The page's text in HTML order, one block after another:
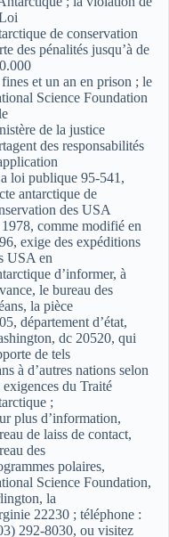
de conservation
des pénalités jusqu’à de
et un an en prison ; le
Science Foundation
de la justice
des responsabilités
loi publique 95-541,
antarctique de
des USA
comme modifié en
exige des expéditions
USA en
d’informer, à
le bureau des
la pièce
département d’état,
dc 20520, qui
de tels
à d’autres nations selon
exigences du Traité
;
plus d’information,
de laiss de contact,
des
polaires,
Science Foundation,
la
22230 ; téléphone :
292-8030, ou visitez